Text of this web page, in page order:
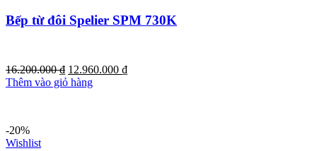
Bếp từ đôi Spelier SPM 730K
16.200.000₫ 12.960.000 ₫
Thêm vào giỏ hàng
-20%
Wishlist